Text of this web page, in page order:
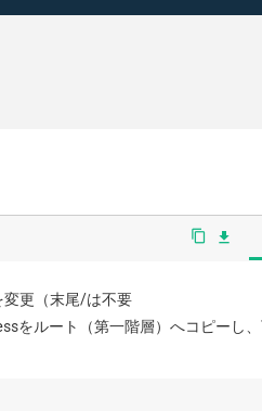
content_copy file_download
更（末尾/は不要
をルート（第一階層）へコピーし